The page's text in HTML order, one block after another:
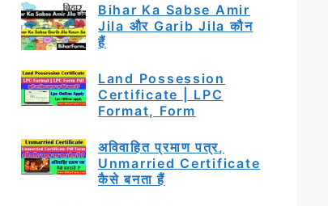
Bihar Ka Sabse Amir
Jila और Garib Jila कौन
हैं
Land Possession
Certificate | LPC
Format, Form
अविवाहित प्रमाण पत्र,
Unmarried Certificate
कैसे बनता हैं